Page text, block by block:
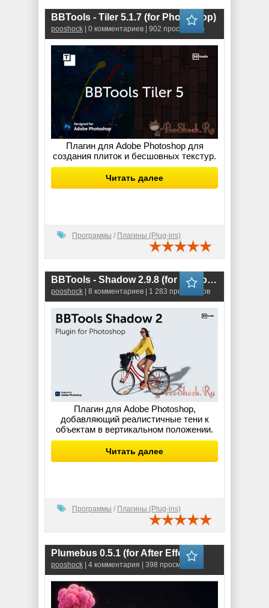
BBTools - Tiler 5.1.7 (for Photoshop)
pooshock | 0 комментариев | 902 просмотров
Плагин для Adobe Photoshop для
создания плиток и бесшовных текстур.
Читать далее
Программы / Плагины (Plug-ins)
BBTools - Shadow 2.9.8 (for Photoshop)
pooshock | 8 комментариев | 1 283 просмотров
Плагин для Adobe Photoshop,
добавляющий реалистичные тени к
объектам в вертикальном положении.
Читать далее
Программы / Плагины (Plug-ins)
Plumebus 0.5.1 (for After Effects)
pooshock | 4 комментария | 398 просмотров